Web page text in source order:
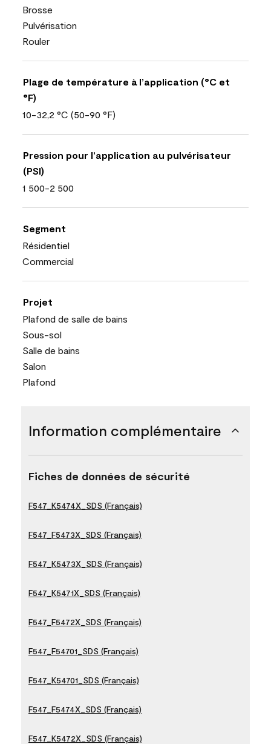
Brosse
Pulvérisation
Rouler
Plage de température à l’application (°C et
°F)
10-32,2 °C (50-90 °F)
Pression pour l’application au pulvérisateur
(PSI)
1 500-2 500
Segment
Résidentiel
Commercial
Projet
Plafond de salle de bains
Sous-sol
Salle de bains
Salon
Plafond
Information complémentaire
Fiches de données de sécurité
F547_K5474X_SDS (Français)
F547_F5473X_SDS (Français)
F547_K5473X_SDS (Français)
F547_K5471X_SDS (Français)
F547_F5472X_SDS (Français)
F547_F54701_SDS (Français)
F547_K54701_SDS (Français)
F547_F5474X_SDS (Français)
F547_K5472X_SDS (Français)